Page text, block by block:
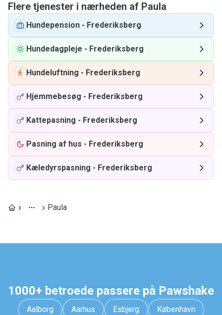
Flere tjenester i nærheden af ​​Paula
Hundepension - Frederiksberg
Hundedagpleje - Frederiksberg
Hundeluftning - Frederiksberg
Hjemmebesøg - Frederiksberg
Kattepasning - Frederiksberg
Pasning af hus - Frederiksberg
Kæledyrspasning - Frederiksberg
Paula
1000+ betroede passere på Pawshake
Aalborg Aarhus Esbjerg København